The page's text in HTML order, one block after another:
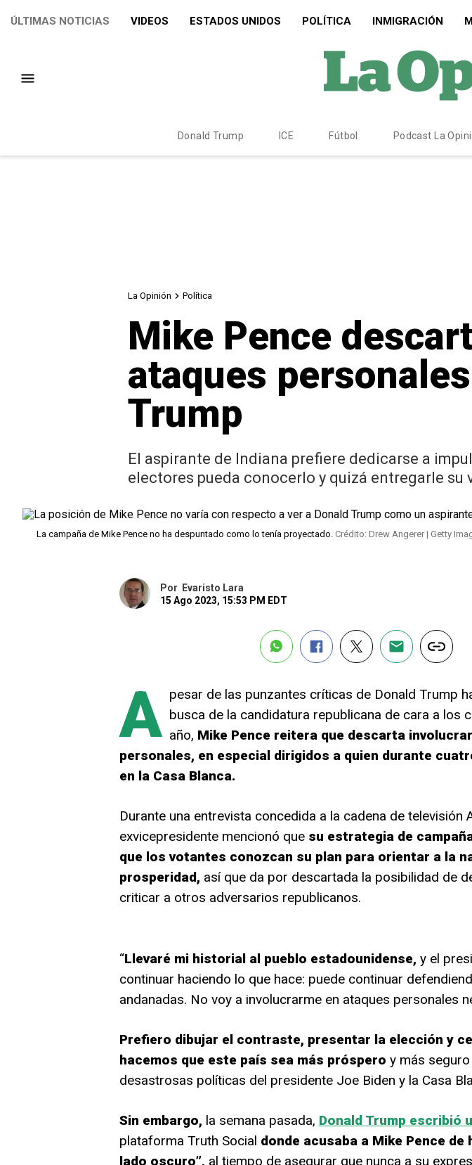
ÚLTIMAS NOTICIAS VIDEOS ESTADOS UNIDOS POLÍTICA INMIGRACIÓN
Donald Trump ICE Fútbol Podcast La
La Opinión Política
Mike Pence
ataques
Trump
El aspirante de Indiana prefiere dedicarse a
electores pueda conocerlo y quizá entregarle su
La campaña de Mike Pence no ha despuntado como lo tenía proyectado. Crédito: Drew Angerer | Getty
Por
Evaristo Lara
15 Ago 2023, 15:53 PM EDT
A pesar de las punzantes críticas de Donald Trump
busca de la candidatura republicana de cara a los
año, Mike Pence reitera que descarta
personales, en especial dirigidos a quien durante
en la Casa Blanca.
Durante una entrevista concedida a la cadena de televisión
exvicepresidente mencionó que su estrategia de
que los votantes conozcan su plan para orientar a la
prosperidad, así que da por descartada la posibilidad de
criticar a otros adversarios republicanos.
“Llevaré mi historial al pueblo estadounidense, y el
continuar haciendo lo que hace: puede continuar
andanadas. No voy a involucrarme en ataques personales
Prefiero dibujar el contraste, presentar la elección y
hacemos que este país sea más próspero y más
desastrosas políticas del presidente Joe Biden y la Casa
Sin embargo, la semana pasada, Donald Trump escribió
plataforma Truth Social donde acusaba a Mike Pence de
lado oscuro”, al tiempo de asegurar que nunca a su